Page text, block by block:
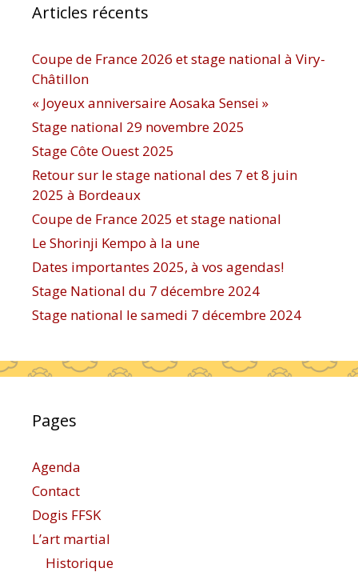
Articles récents
Coupe de France 2026 et stage national à Viry-
Châtillon
« Joyeux anniversaire Aosaka Sensei »
Stage national 29 novembre 2025
Stage Côte Ouest 2025
Retour sur le stage national des 7 et 8 juin
2025 à Bordeaux
Coupe de France 2025 et stage national
Le Shorinji Kempo à la une
Dates importantes 2025, à vos agendas!
Stage National du 7 décembre 2024
Stage national le samedi 7 décembre 2024
Pages
Agenda
Contact
Dogis FFSK
L’art martial
Historique